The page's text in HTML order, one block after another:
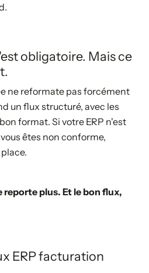
obligatoire. Mais ce
ne reformate pas forcément
un flux structuré, avec les
format. Si votre ERP n'est
êtes non conforme,
reporte plus. Et le bon flux,
ERP facturation